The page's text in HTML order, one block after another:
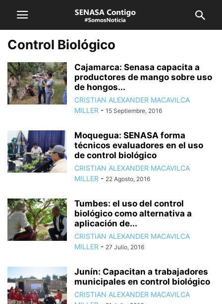
Control Biológico
Cajamarca: Senasa capacita a
productores de mango sobre uso
de hongos...
CRISTIAN ALEXANDER MACAVILCA
MILLER - 15 Septiembre, 2016
Moquegua: SENASA forma
técnicos evaluadores en el uso
de control biológico
CRISTIAN ALEXANDER MACAVILCA
MILLER - 22 Agosto, 2016
Tumbes: el uso del control
biológico como alternativa a
aplicación de...
CRISTIAN ALEXANDER MACAVILCA
MILLER - 27 Julio, 2016
Junín: Capacitan a trabajadores
municipales en control biológico
CRISTIAN ALEXANDER MACAVILCA